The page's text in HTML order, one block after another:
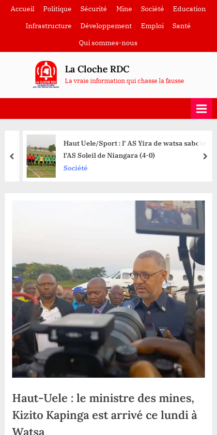
SkipAccueil Politique Sécurité Mine Société
Education
Infrastructure
Développement Emploi
Santé
Qui sommes-nous
La Cloche RDC
La vraie information qui chasse la fausse
Haut Uele/Sport : l’ AS Yira de watsa sabote
l’AS Soleil de Niangara (4-0)
Société
prev
Haut-Uele : le ministre des mines,
Kizito Kapinga est arrivé ce lundi à
Watsa